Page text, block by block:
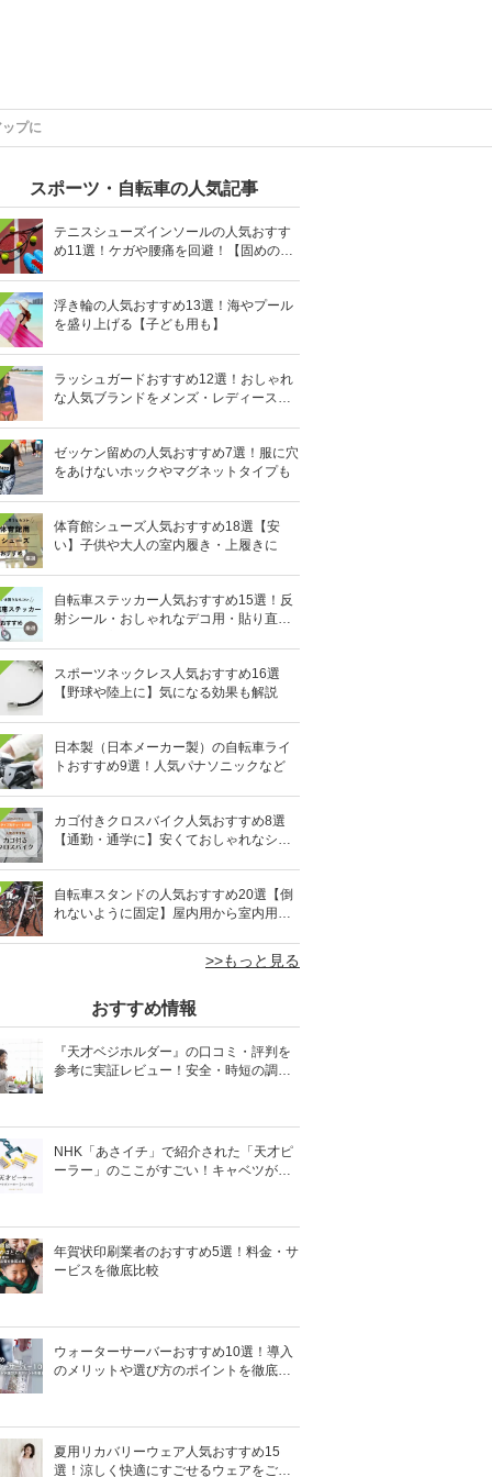
プに
スポーツ・自転車の人気記事
テニスシューズインソールの人気おすす
め11選！ケガや腰痛を回避！【固めの素
浮き輪の人気おすすめ13選！海やプール
を盛り上げる【子ども用も】
ラッシュガードおすすめ12選！おしゃれ
な人気ブランドをメンズ・レディース別
ゼッケン留めの人気おすすめ7選！服に穴
をあけないホックやマグネットタイプも
体育館シューズ人気おすすめ18選【安
い】子供や大人の室内履き・上履きに
自転車ステッカー人気おすすめ15選！反
射シール・おしゃれなデコ用・貼り直し
スポーツネックレス人気おすすめ16選
【野球や陸上に】気になる効果も解説
日本製（日本メーカー製）の自転車ライ
トおすすめ9選！人気パナソニックなど
カゴ付きクロスバイク人気おすすめ8選
【通勤・通学に】安くておしゃれなシテ
自転車スタンドの人気おすすめ20選【倒
れないように固定】屋内用から室内用ま
>>もっと見る
おすすめ情報
『天才ベジホルダー』の口コミ・評判を
参考に実証レビュー！安全・時短の調理
NHK「あさイチ」で紹介された「天才ピ
ーラー」のここがすごい！キャベツがほ
年賀状印刷業者のおすすめ5選！料金・サ
ービスを徹底比較
ウォーターサーバーおすすめ10選！導入
のメリットや選び方のポイントを徹底解
夏用リカバリーウェア人気おすすめ15
選！涼しく快適にすごせるウェアをご紹